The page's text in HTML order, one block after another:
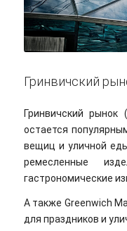
Гринвичский
Гринвичский
остается
вещиц и уличной
ремесленные
гастрономические
А также Greenwich
для праздников и